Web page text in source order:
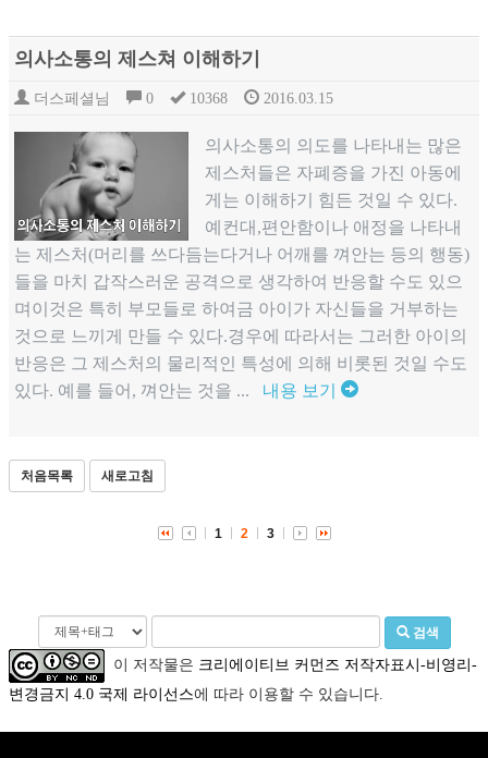
의사소통의 제스쳐 이해하기
더스페셜님 0 10368 2016.03.15
의사소통의 의도를 나타내는 많은
제스처들은 자폐증을 가진 아동에
게는 이해하기 힘든 것일 수 있다.
예컨대,편안함이나 애정을 나타내
는 제스처(머리를 쓰다듬는다거나 어깨를 껴안는 등의 행동)
들을 마치 갑작스러운 공격으로 생각하여 반응할 수도 있으
며이것은 특히 부모들로 하여금 아이가 자신들을 거부하는
것으로 느끼게 만들 수 있다.경우에 따라서는 그러한 아이의
반응은 그 제스처의 물리적인 특성에 의해 비롯된 것일 수도
있다. 예를 들어, 껴안는 것을 ... 내용 보기
처음목록 새로고침
1 2 3
검색
이 저작물은 크리에이티브 커먼즈 저작자표시-비영리-
변경금지 4.0 국제 라이선스에 따라 이용할 수 있습니다.